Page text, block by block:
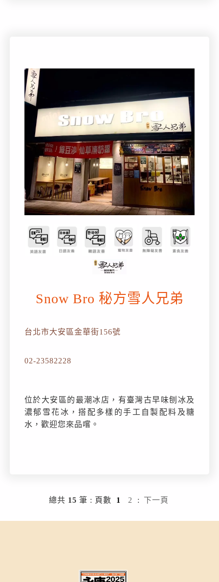
Snow Bro 秘方雪人兄弟
台北市大安區金華街156號
02-23582228
位於大安區的最潮冰店，有臺灣古早味刨冰及
濃郁雪花冰，搭配多樣的手工自製配料及糖
水，歡迎您來品嚐。
總共 15 筆 : 頁數 1 2 : 下一頁